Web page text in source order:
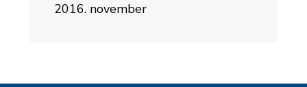
2016. november